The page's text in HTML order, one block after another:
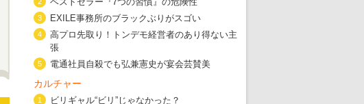
・ 五輪でIOCラウンジ以外にVIPルーム、広告代理店は物品購入
3 EXILE事務所のブラックぶりがスゴい
4
高プロ先取り！トンデモ経営者のあり得ない主
張
5 電通社員自殺でも弘兼憲史が宴会芸賛美
カルチャー
1 ビリギャル“ビリ”じゃなかった？